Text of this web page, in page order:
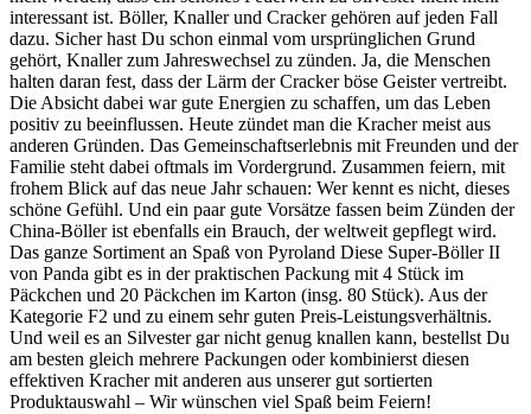
interessant ist. Böller, Knaller und Cracker gehören auf jeden Fall
dazu. Sicher hast Du schon einmal vom ursprünglichen Grund
gehört, Knaller zum Jahreswechsel zu zünden. Ja, die Menschen
halten daran fest, dass der Lärm der Cracker böse Geister vertreibt.
Die Absicht dabei war gute Energien zu schaffen, um das Leben
positiv zu beeinflussen. Heute zündet man die Kracher meist aus
anderen Gründen. Das Gemeinschaftserlebnis mit Freunden und der
Familie steht dabei oftmals im Vordergrund. Zusammen feiern, mit
frohem Blick auf das neue Jahr schauen: Wer kennt es nicht, dieses
schöne Gefühl. Und ein paar gute Vorsätze fassen beim Zünden der
China-Böller ist ebenfalls ein Brauch, der weltweit gepflegt wird.
Das ganze Sortiment an Spaß von Pyroland Diese Super-Böller II
von Panda gibt es in der praktischen Packung mit 4 Stück im
Päckchen und 20 Päckchen im Karton (insg. 80 Stück). Aus der
Kategorie F2 und zu einem sehr guten Preis-Leistungsverhältnis.
Und weil es an Silvester gar nicht genug knallen kann, bestellst Du
am besten gleich mehrere Packungen oder kombinierst diesen
effektiven Kracher mit anderen aus unserer gut sortierten
Produktauswahl – Wir wünschen viel Spaß beim Feiern!